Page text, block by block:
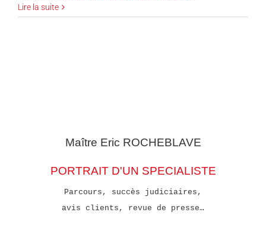
Lire la suite
Maître Eric ROCHEBLAVE
PORTRAIT D'UN SPECIALISTE
Parcours, succès judiciaires,
avis clients, revue de presse…